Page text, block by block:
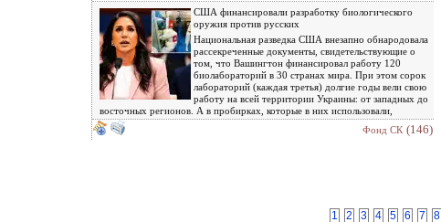
США финансировали разработку биологического
оружия против русских
Национальная разведка США внезапно обнародовала
рассекреченные документы, свидетельствующие о
том, что Вашингтон финансировал работу 120
биолабораторий в 30 странах мира. При этом сорок
лабораторий (каждая третья) долгие годы вели свою
работу на всей территории Украины: от западных до
восточных регионов. А в пробирках, которые в них использовали,
Фонд СК (146)
1
2 3 4 5 6 7 8